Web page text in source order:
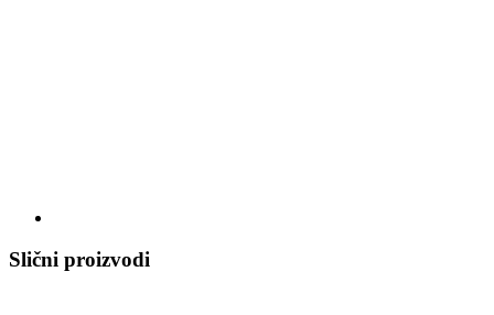
Slični proizvodi